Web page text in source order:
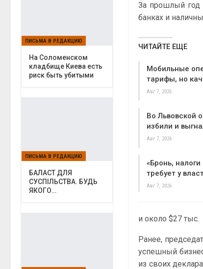
За прошлый год
банках и
ЧИТАЙТЕ ЕЩЕ
Мобильные
тарифы, но
Авг 7, 2026
Во Львовской
избили и
Авг 7, 2026
«Бронь,
требует у
Авг 7, 2026
и около $27 тыс.
Ранее,
успешный
из своих
ПИСЬМА В РЕДАКЦИЮ
На Соломенском
кладбище Киева есть
риск быть убитыми
ПИСЬМА В РЕДАКЦИЮ
БАЛАСТ ДЛЯ
СУСПІЛЬСТВА. БУДЬ
ЯКОГО…